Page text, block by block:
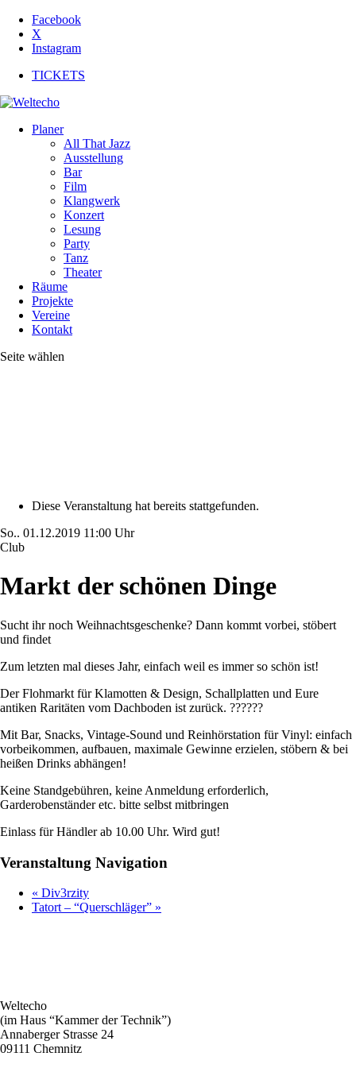
Facebook
X
Instagram
TICKETS
Planer
All That Jazz
Ausstellung
Bar
Film
Klangwerk
Konzert
Lesung
Party
Tanz
Theater
Räume
Projekte
Vereine
Kontakt
Seite wählen
Diese Veranstaltung hat bereits stattgefunden.
So.. 01.12.2019 11:00 Uhr
Club
Markt der schönen Dinge
Sucht ihr noch Weihnachtsgeschenke? Dann kommt vorbei, stöbert
und findet
Zum letzten mal dieses Jahr, einfach weil es immer so schön ist!
Der Flohmarkt für Klamotten & Design, Schallplatten und Eure
antiken Raritäten vom Dachboden ist zurück. ??????
Mit Bar, Snacks, Vintage-Sound und Reinhörstation für Vinyl: einfach
vorbeikommen, aufbauen, maximale Gewinne erzielen, stöbern & bei
heißen Drinks abhängen!
Keine Standgebühren, keine Anmeldung erforderlich,
Garderobenständer etc. bitte selbst mitbringen
Einlass für Händler ab 10.00 Uhr. Wird gut!
Veranstaltung Navigation
« Div3rzity
Tatort – “Querschläger” »
Weltecho
(im Haus “Kammer der Technik”)
Annaberger Strasse 24
09111 Chemnitz